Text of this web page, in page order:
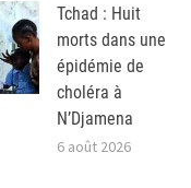
Tchad : Huit
morts dans une
épidémie de
choléra à
N’Djamena
6 août 2026